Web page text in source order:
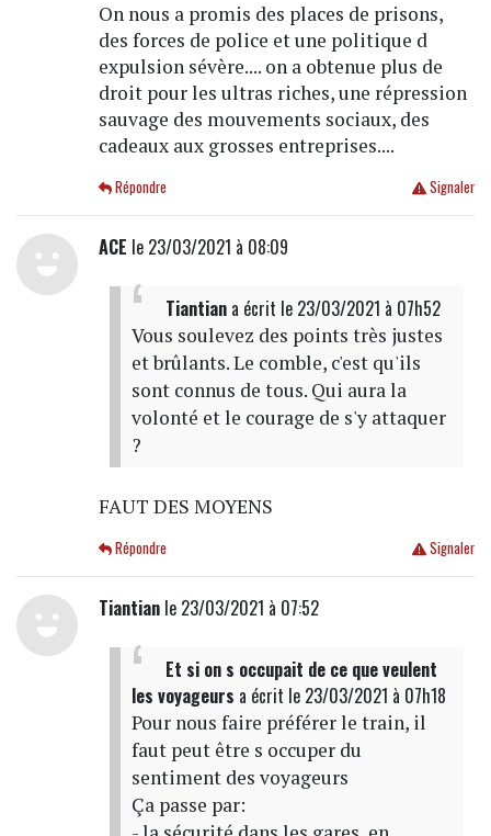
On nous a promis des places de prisons,
des forces de police et une politique d
expulsion sévère.... on a obtenue plus de
droit pour les ultras riches, une répression
sauvage des mouvements sociaux, des
cadeaux aux grosses entreprises....
Signaler
Répondre
ACE le 23/03/2021 à 08:09
Tiantiana écrit le 23/03/2021 à 07h52
Vous soulevez des points très justes
et brûlants. Le comble, c'est qu'ils
sont connus de tous. Qui aura la
volonté et le courage de s'y attaquer
?
FAUT DES MOYENS
Signaler
Répondre
Tiantianle 23/03/2021 à 07:52
Et si on s occupait de ce que veulent
les voyageurs a écrit le 23/03/2021 à 07h18
Pour nous faire préférer le train, il
faut peut être s occuper du
sentiment des voyageurs
Ça passe par: